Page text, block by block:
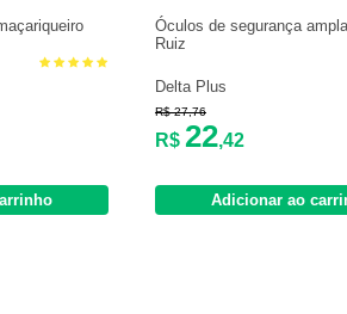
Óculos de segurança
Ruiz
Delta Plus
R$ 27,76
R$ 22,42
Adicionar ao